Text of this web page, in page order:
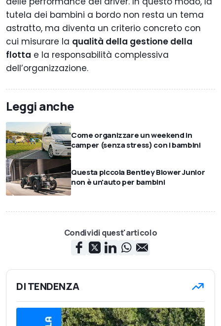
tutela dei bambini a bordo non resta un tema
astratto, ma diventa un criterio concreto con
cui misurare la qualità della gestione della
flotta e la responsabilità complessiva
dell’organizzazione.
Leggi anche
Come organizzare un weekend in
camper (senza stress) con i bambini
Questa piccola Bentley Blower Junior
non è un'auto per bambini
Condividi quest'articolo
DI TENDENZA